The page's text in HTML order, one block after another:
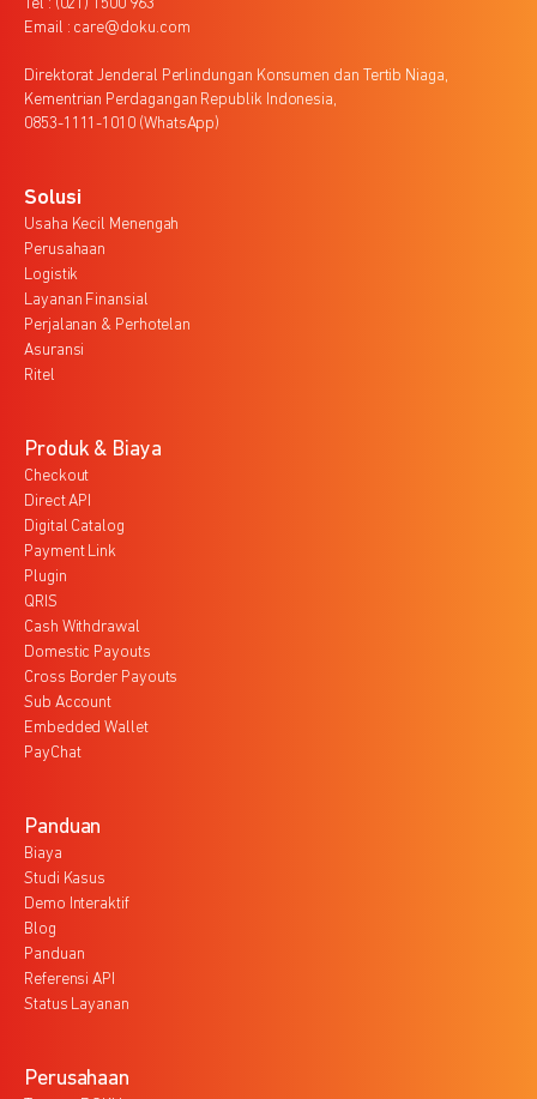
Tel : (021) 1500 963
Email : care@doku.com
Direktorat Jenderal Perlindungan Konsumen dan Tertib Niaga,
Kementrian Perdagangan Republik Indonesia,
0853-1111-1010 (WhatsApp)
Solusi
Usaha Kecil Menengah
Perusahaan
Logistik
Layanan Finansial
Perjalanan & Perhotelan
Asuransi
Ritel
Produk & Biaya
Checkout
Direct API
Digital Catalog
Payment Link
Plugin
QRIS
Cash Withdrawal
Domestic Payouts
Cross Border Payouts
Sub Account
Embedded Wallet
PayChat
Panduan
Biaya
Studi Kasus
Demo Interaktif
Blog
Panduan
Referensi API
Status Layanan
Perusahaan